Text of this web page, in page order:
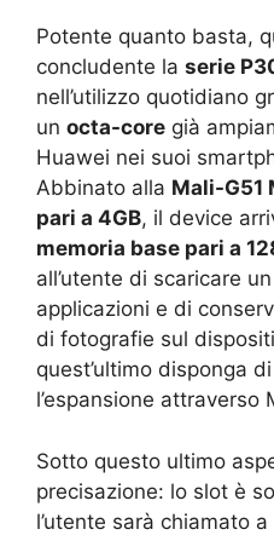
Potente quanto basta,
concludente la serie
nell’utilizzo quotidiano
un octa-core già
Huawei nei suoi
Abbinato alla Mali-G51
pari a 4GB, il device
memoria base pari a
all’utente di scaricare
applicazioni e di
di fotografie sul
quest’ultimo disponga
l’espansione attraverso
Sotto questo ultimo
precisazione: lo slot è
l’utente sarà chiamato